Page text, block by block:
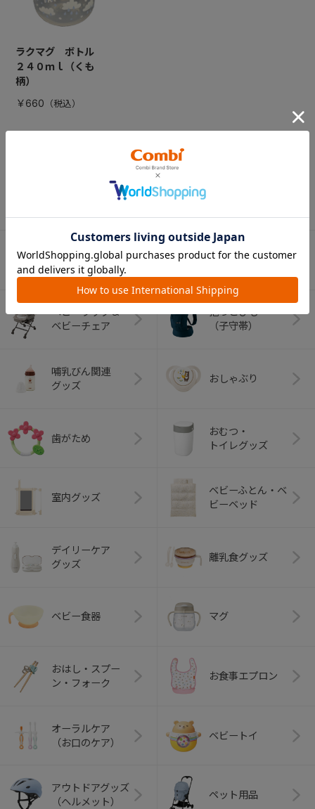
ラクマグ ボトル
２４０ｍｌ（くも
柄）
￥660
CATEGORY
カテゴリー
ベビーカー チャイルドシート
ベビーラック＆
ベビーチェア
抱っこひも
（子守帯）
哺乳びん関連
グッズ
おしゃぶり
歯がため
おむつ・
トイレグッズ
室内グッズ
ベビーふとん・ベ
ビーベッド
デイリーケア
グッズ
離乳食グッズ
ベビー食器 マグ
おはし・スプー
ン・フォーク
お食事エプロン
オーラルケア
（お口のケア）
ベビートイ
アウトドアグッズ
（ヘルメット）
ペット用品